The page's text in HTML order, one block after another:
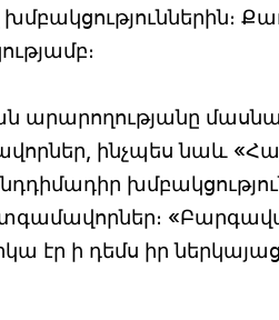
արարողությանը
ինչպես նաև
էր ի դեմս իր